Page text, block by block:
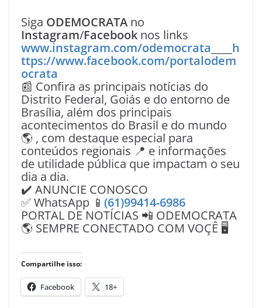
Siga ODEMOCRATA no
Instagram/Facebook nos links
www.instagram.com/odemocrata
h
ttps://www.facebook.com/portalodem
ocrata
📰 Confira as principais notícias do
Distrito Federal, Goiás e do entorno de
Brasília, além dos principais
acontecimentos do Brasil e do mundo
🌎 , com destaque especial para
conteúdos regionais 📍 e informações
de utilidade pública que impactam o seu
dia a dia.
✔️ ANUNCIE CONOSCO
✅ WhatsApp 📱 (61)99414-6986
PORTAL DE NOTÍCIAS 📲 ODEMOCRATA
🌎 SEMPRE CONECTADO COM VOÇÊ 🖥️
Compartilhe isso:
Facebook 18+